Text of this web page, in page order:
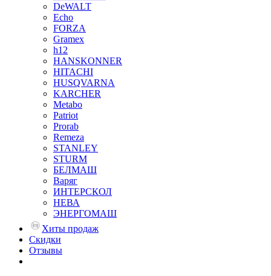
DeWALT
Echo
FORZA
Gramex
h12
HANSKONNER
HITACHI
HUSQVARNA
KARCHER
Metabo
Patriot
Prorab
Remeza
STANLEY
STURM
БЕЛМАШ
Варяг
ИНТЕРСКОЛ
НЕВА
ЭНЕРГОМАШ
Хиты продаж
Скидки
Отзывы